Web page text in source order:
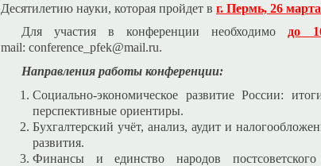
Десятилетию науки, которая пройдет в г. Пермь, 26 марта
Для участия в конференции необходимодо
mail: conference_pfek@mail.ru.
Направления работы конференции:
Социально-экономическое развитие России:
перспективные ориентиры.
Бухгалтерский учёт, анализ, аудит и
развития.
Финансы и единство народов